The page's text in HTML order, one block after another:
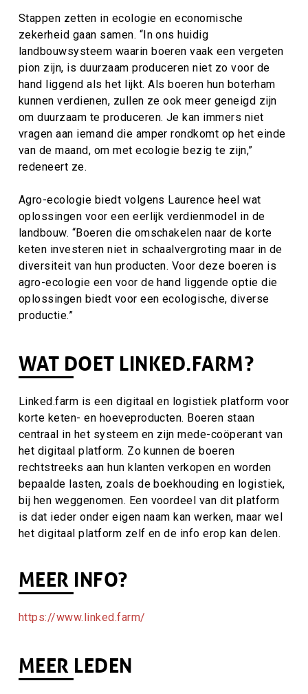
Stappen zetten in ecologie en economische
zekerheid gaan samen. “In ons huidig
landbouwsysteem waarin boeren vaak een vergeten
pion zijn, is duurzaam produceren niet zo voor de
hand liggend als het lijkt. Als boeren hun boterham
kunnen verdienen, zullen ze ook meer geneigd zijn
om duurzaam te produceren. Je kan immers niet
vragen aan iemand die amper rondkomt op het einde
van de maand, om met ecologie bezig te zijn,”
redeneert ze.
Agro-ecologie biedt volgens Laurence heel wat
oplossingen voor een eerlijk verdienmodel in de
landbouw. “Boeren die omschakelen naar de korte
keten investeren niet in schaalvergroting maar in de
diversiteit van hun producten. Voor deze boeren is
agro-ecologie een voor de hand liggende optie die
oplossingen biedt voor een ecologische, diverse
productie.”
WAT DOET LINKED.FARM?
Linked.farm is een digitaal en logistiek platform voor
korte keten- en hoeveproducten. Boeren staan
centraal in het systeem en zijn mede-coöperant van
het digitaal platform. Zo kunnen de boeren
rechtstreeks aan hun klanten verkopen en worden
bepaalde lasten, zoals de boekhouding en logistiek,
bij hen weggenomen. Een voordeel van dit platform
is dat ieder onder eigen naam kan werken, maar wel
het digitaal platform zelf en de info erop kan delen.
MEER INFO?
https://www.linked.farm/
MEER LEDEN